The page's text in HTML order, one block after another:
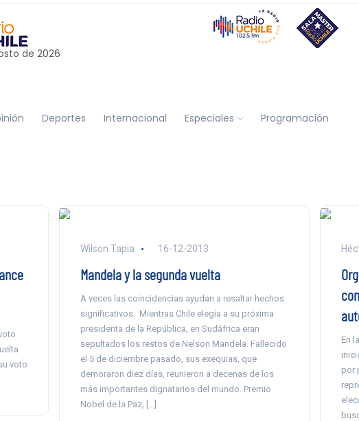
de 2026
Deportes Internacional Especiales Programación
voto
Wilson Tapia 16-12-2013
Mandela y la segunda vuelta
A veces las coincidencias ayudan a resaltar hechos
significativos. Mientras Chile elegía a su próxima
presidenta de la República, en Sudáfrica eran
sepultados los restos de Nelson Mandela. Fallecido
el 5 de diciembre pasado, sus exequias, que
demoraron diez días, reunieron a decenas de los
más importantes dignatarios del mundo. Premio
Nobel de la Paz, […]
En
por